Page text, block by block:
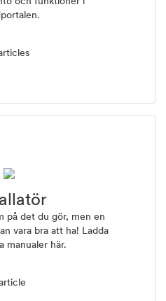
på det du gör, men en
vara bra att ha! Ladda
manualer här.